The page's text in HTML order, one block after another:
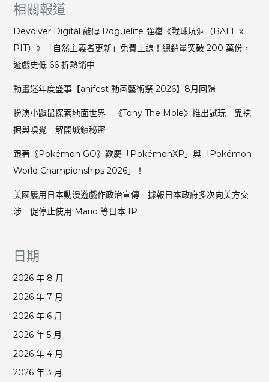
相關報道
Devolver Digital 敲磚 Roguelite 強檔《戰球坑洞（BALL x
PIT）》「自然主義者更新」免費上線！總銷量突破 200 萬份，
遊戲史低 66 折熱銷中
動畫迷年度盛事【anifest 動画藝術祭 2026】8月回歸
扮演小鼴鼠探索地面世界 《Tony The Mole》推出試玩 靠挖
掘與嗅覺 解開城鎮秘密
跟著《Pokémon GO》歡慶「PokémonXP」與「Pokémon
World Championships 2026」！
美國屢用日本動漫遊戲作政治宣傳 據報日本政府多次向美方交
涉 促停止使用 Mario 等日本 IP
日期
2026 年 8 月
2026 年 7 月
2026 年 6 月
2026 年 5 月
2026 年 4 月
2026 年 3 月